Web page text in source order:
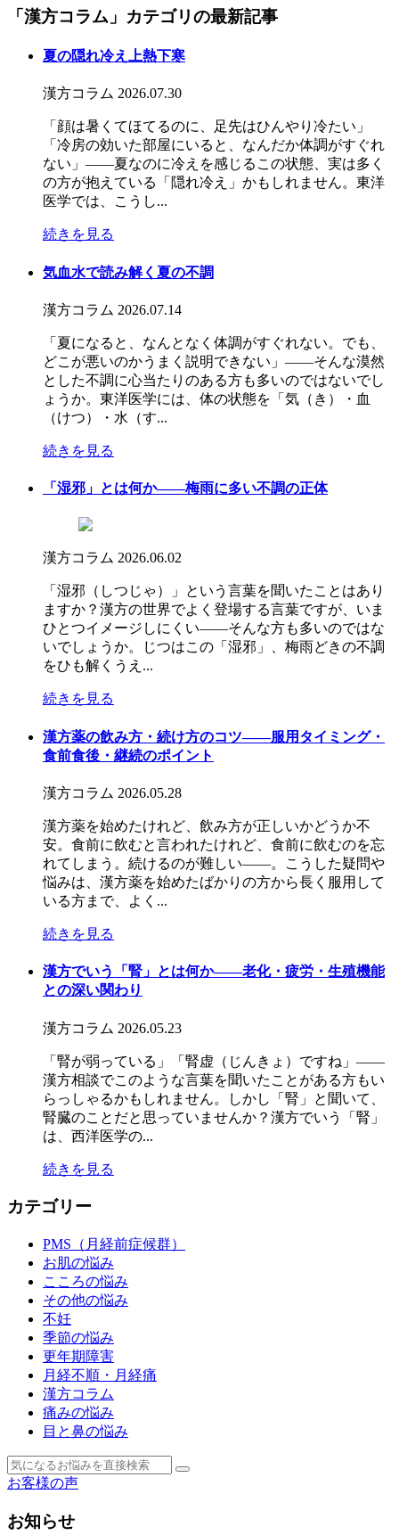
「漢方コラム」カテゴリの最新記事
夏の隠れ冷え上熱下寒
漢方コラム 2026.07.30
「顔は暑くてほてるのに、足先はひんやり冷たい」
「冷房の効いた部屋にいると、なんだか体調がすぐれ
ない」――夏なのに冷えを感じるこの状態、実は多く
の方が抱えている「隠れ冷え」かもしれません。東洋
医学では、こうし...
続きを見る
気血水で読み解く夏の不調
漢方コラム 2026.07.14
「夏になると、なんとなく体調がすぐれない。でも、
どこが悪いのかうまく説明できない」――そんな漠然
とした不調に心当たりのある方も多いのではないでし
ょうか。東洋医学には、体の状態を「気（き）・血
（けつ）・水（す...
続きを見る
「湿邪」とは何か――梅雨に多い不調の正体
漢方コラム 2026.06.02
「湿邪（しつじゃ）」という言葉を聞いたことはあり
ますか？漢方の世界でよく登場する言葉ですが、いま
ひとつイメージしにくい――そんな方も多いのではな
いでしょうか。じつはこの「湿邪」、梅雨どきの不調
をひも解くうえ...
続きを見る
漢方薬の飲み方・続け方のコツ――服用タイミング・
食前食後・継続のポイント
漢方コラム 2026.05.28
漢方薬を始めたけれど、飲み方が正しいかどうか不
安。食前に飲むと言われたけれど、食前に飲むのを忘
れてしまう。続けるのが難しい——。こうした疑問や
悩みは、漢方薬を始めたばかりの方から長く服用して
いる方まで、よく...
続きを見る
漢方でいう「腎」とは何か――老化・疲労・生殖機能
との深い関わり
漢方コラム 2026.05.23
「腎が弱っている」「腎虚（じんきょ）ですね」——
漢方相談でこのような言葉を聞いたことがある方もい
らっしゃるかもしれません。しかし「腎」と聞いて、
腎臓のことだと思っていませんか？漢方でいう「腎」
は、西洋医学の...
続きを見る
カテゴリー
PMS（月経前症候群）
お肌の悩み
こころの悩み
その他の悩み
不妊
季節の悩み
更年期障害
月経不順・月経痛
漢方コラム
痛みの悩み
目と鼻の悩み
お客様の声
お知らせ